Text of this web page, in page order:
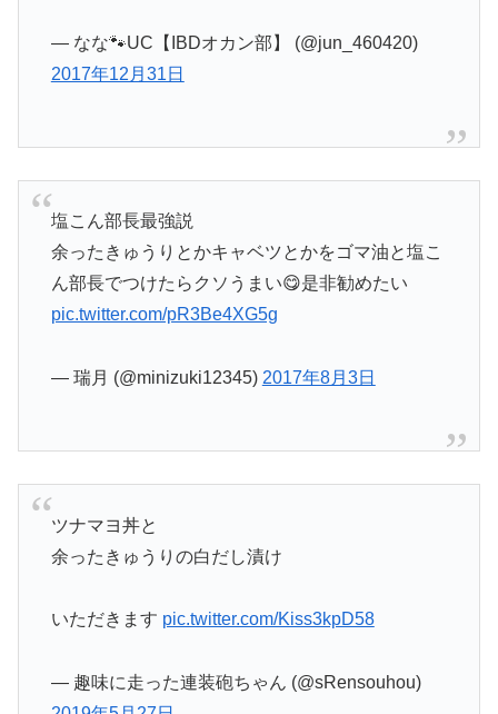
— なな🐾UC【IBDオカン部】 (@jun_460420)
2017年12月31日
塩こん部長最強説
余ったきゅうりとかキャベツとかをゴマ油と塩こ
ん部長でつけたらクソうまい😋是非勧めたい
pic.twitter.com/pR3Be4XG5g
— 瑞月 (@minizuki12345) 2017年8月3日
ツナマヨ丼と
余ったきゅうりの白だし漬け
いただきます pic.twitter.com/Kiss3kpD58
— 趣味に走った連装砲ちゃん (@sRensouhou)